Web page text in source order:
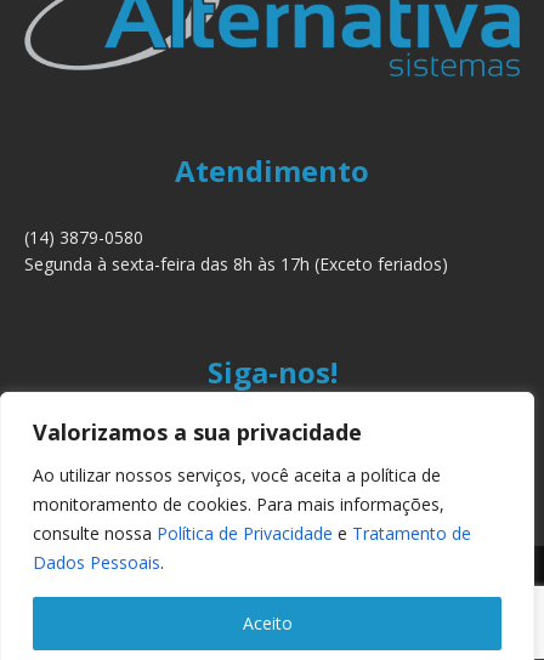
Valorizamos a sua privacidade
Ao utilizar nossos serviços, você aceita a política de
monitoramento de cookies. Para mais informações,
consulte nossa Política de Privacidade e Tratamento de
Dados Pessoais.
Aceito
Atendimento
(14) 3879-0580
Segunda à sexta-feira das 8h às 17h (Exceto feriados)
Siga-nos!
Copyright © 2024 Alternativa Sistemas Ltda. Todos os direitos
reservados.
Home Artigos Dicas Tributação eBooks Infográfico